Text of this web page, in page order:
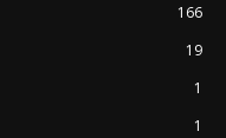
166
19
1
1